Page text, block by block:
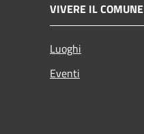
VIVERE IL COMUNE
Luoghi
Eventi